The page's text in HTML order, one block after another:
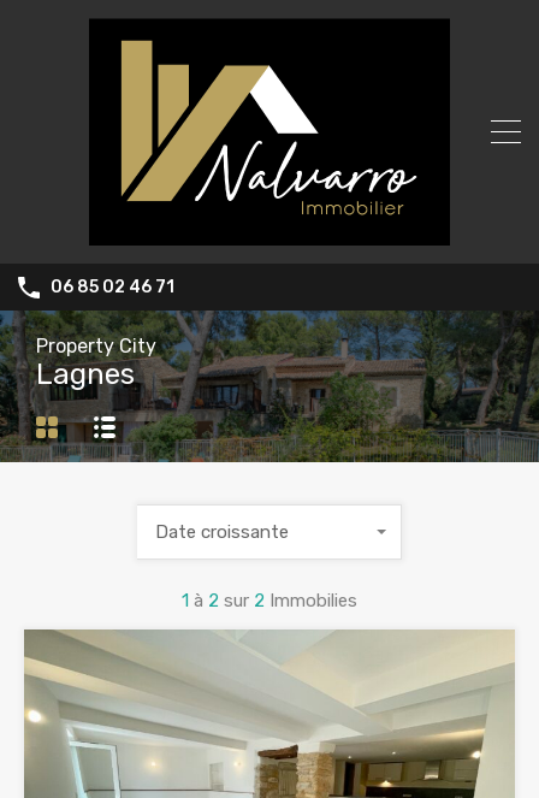
06 85 02 46 71
Property City
Lagnes
1 à 2 sur 2 Immobilies
Date croissante